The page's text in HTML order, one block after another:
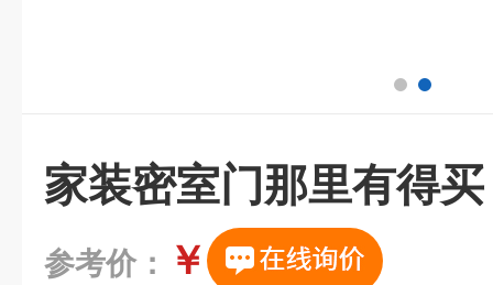
家装密室门那里有得买
参考价： ￥